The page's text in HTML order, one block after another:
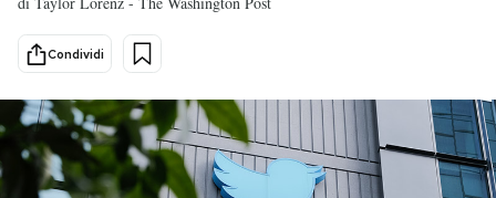
Economia
Sport
PODCAST
Condividi